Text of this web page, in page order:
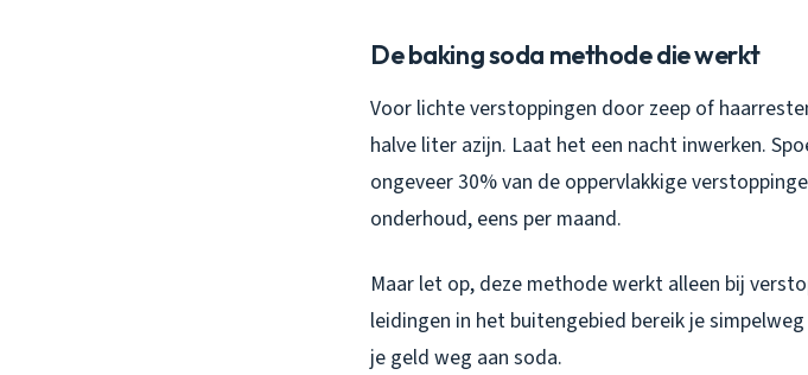
De baking soda methode die werkt
Voor lichte verstoppingen door zeep of
halve liter azijn. Laat het een nacht inwerken.
ongeveer 30% van de oppervlakkige
onderhoud, eens per maand.
Maar let op, deze methode werkt alleen bij
leidingen in het buitengebied bereik je
je geld weg aan soda.